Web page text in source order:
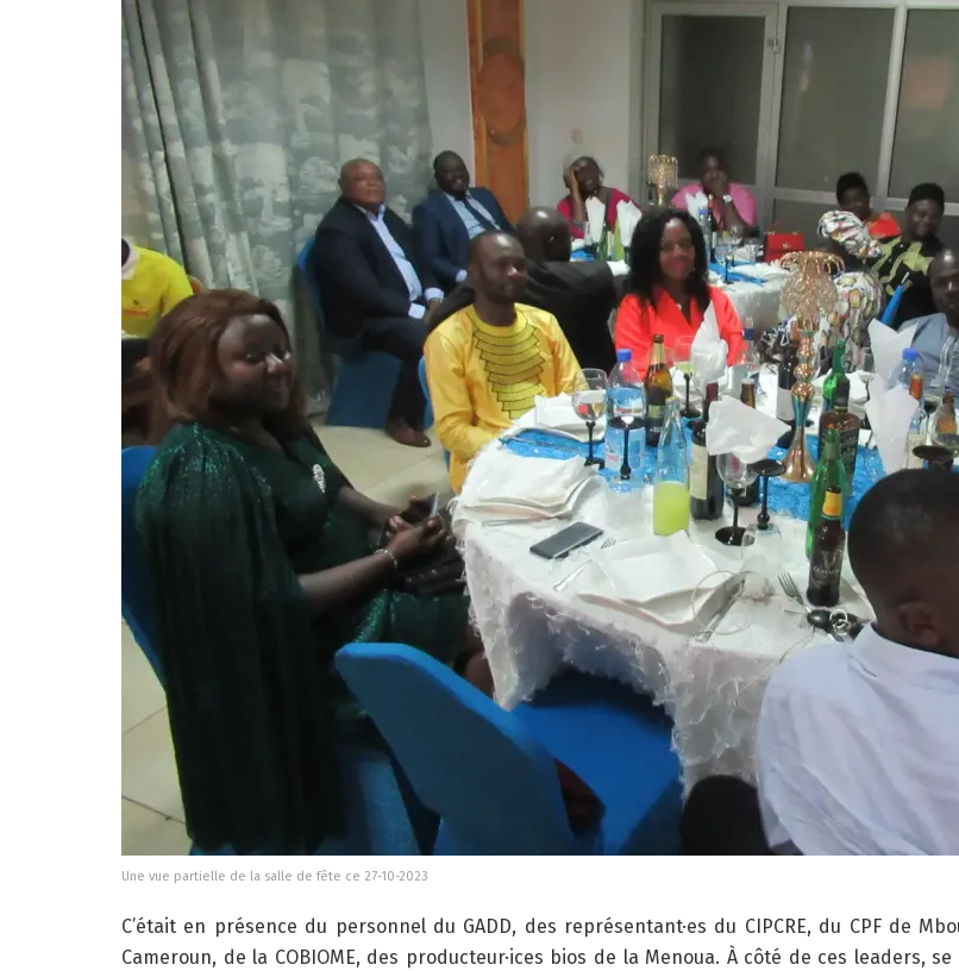
Une vue partielle de la salle de fête ce 27-10-2023
C’était en présence du personnel du GADD, des représentant·es du CIPCRE, du CPF de
Cameroun, de la COBIOME, des producteur·ices bios de la Menoua. À côté de ces leaders,